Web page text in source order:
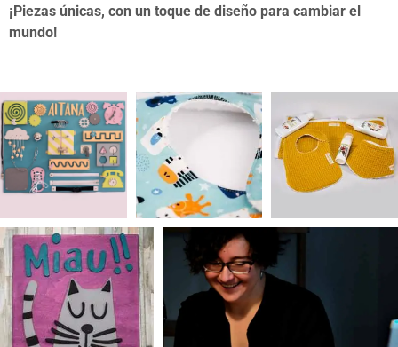
¡Piezas únicas, con un toque de diseño para cambiar el
mundo!